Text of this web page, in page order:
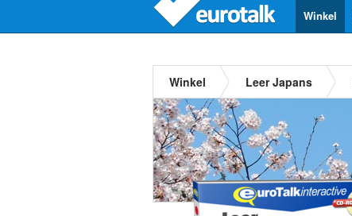
Winkel
Winkel Leer Japans